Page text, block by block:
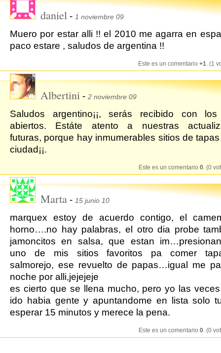
daniel - 1 noviembre 09
Muero por estar alli !! el 2010 me agarra en
paco estare , saludos de argentina !!
Este es un comentario +1. (1
Albertini - 2 noviembre 09
Saludos argentino¡¡, serás recibido con
abiertos. Estáte atento a nuestras
futuras, porque hay inmumerables sitios de
ciudad¡¡.
Este es un comentario 0. (0
Marta - 15 junio 10
marquex estoy de acuerdo contigo, el
horno….no hay palabras, el otro dia probe
jamoncitos en salsa, que estan
uno de mis sitios favoritos pa comer
salmorejo, ese revuelto de papas…igual me
noche por alli,jejejeje
es cierto que se llena mucho, pero yo las
ido habia gente y apuntandome en lista solo
esperar 15 minutos y merece la pena.
Este es un comentario 0. (0